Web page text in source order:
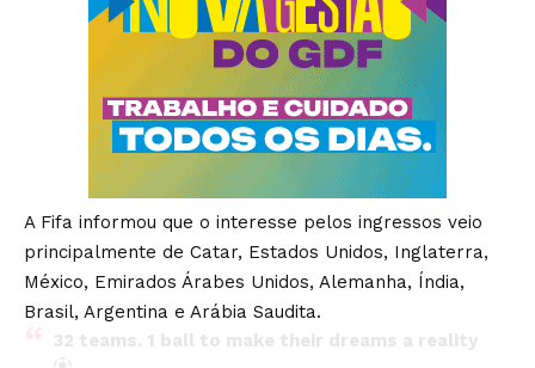
A Fifa informou que o interesse pelos ingressos veio
principalmente de Catar, Estados Unidos, Inglaterra,
México, Emirados Árabes Unidos, Alemanha, Índia,
Brasil, Argentina e Arábia Saudita.
32 teams. 1 ball to make their dreams a reality